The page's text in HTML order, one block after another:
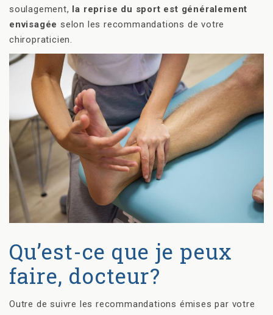
soulagement, la reprise du sport est généralement
envisagée selon les recommandations de votre
chiropraticien.
Qu’est-ce que je peux
faire, docteur?
Outre de suivre les recommandations émises par votre